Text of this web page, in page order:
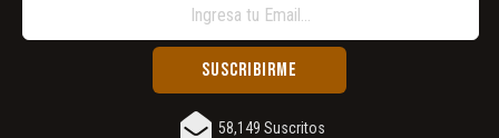
58,149 Suscritos